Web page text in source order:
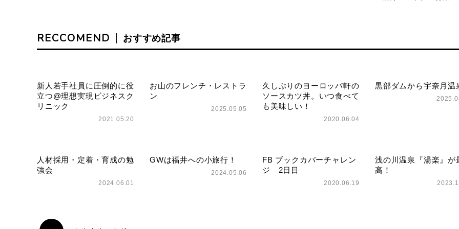
RECCOMEND おすすめ記事
新人若手社員に圧倒的に役
立つ@理想実現ビジネスク
リニック
2021.05.20
お山のフレンチ・レストラ
ン
2025.05.05
久しぶりのヨーロッパ軒の
ソースカツ丼。いつ食べて
も美味しい！
2020.06.04
黒部ダムから宇奈月温
人材採用・定着・育成の勉
強会
2024.06.01
GWは福井への小旅行！
2024.05.06
FB ブックカバーチャレン
ジ 2日目
2020.06.19
浅の川温泉『湯楽』が
高！